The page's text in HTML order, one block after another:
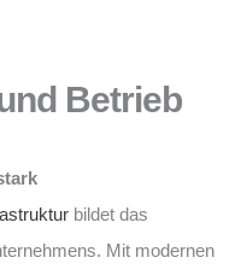
Betrieb
bildet das
Mit modernen